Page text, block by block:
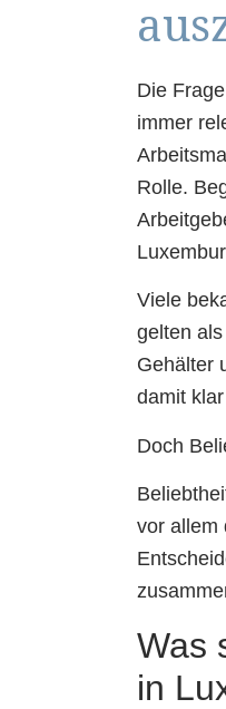
Die
immer
Rolle.
Viele
gelten
Gehälter
damit
Doch
vor allem
Was
in